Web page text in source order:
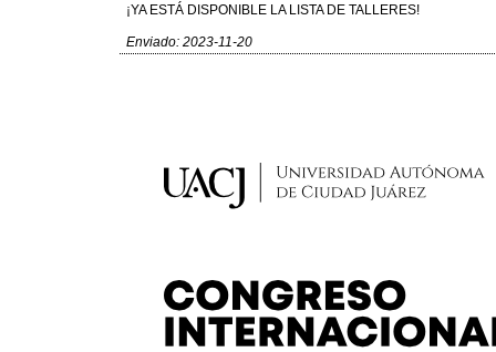
¡YA ESTÁ DISPONIBLE LA LISTA DE TALLERES!
Enviado: 2023-11-20